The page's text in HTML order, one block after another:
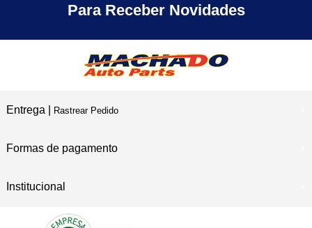
Para Receber Novidades
Entrega | Rastrear Pedido
Formas de pagamento
Institucional